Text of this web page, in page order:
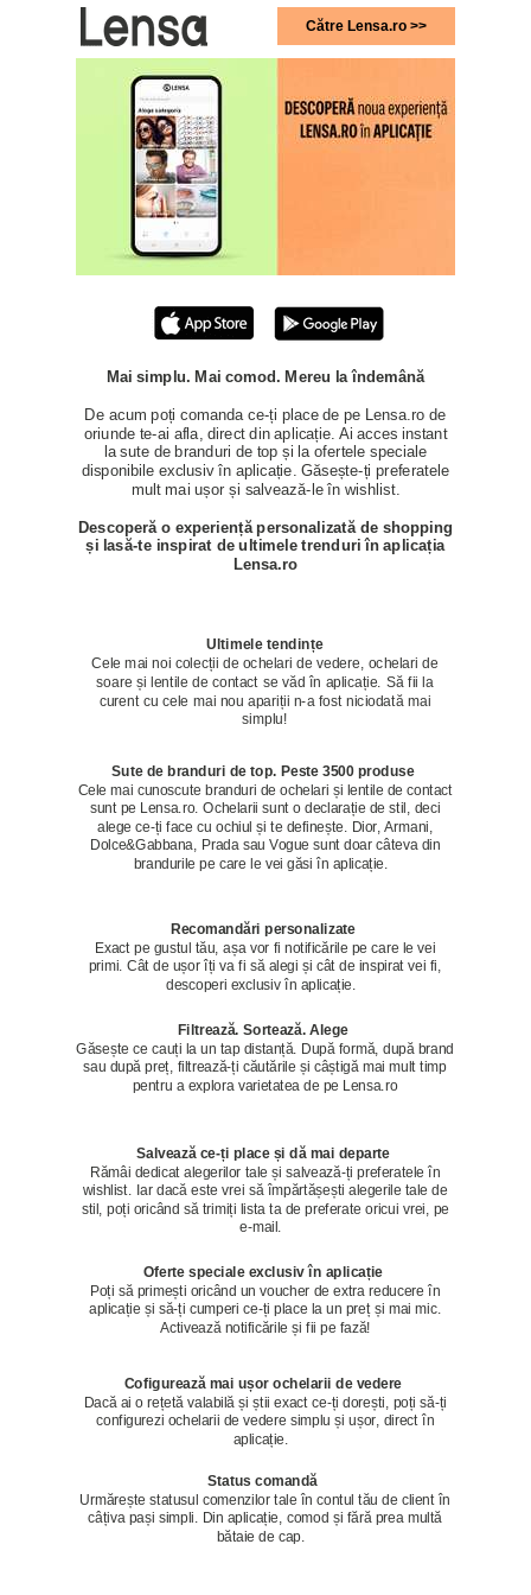
Către Lensa.ro >>
Mai simplu. Mai comod. Mereu la îndemână
De acum poți comanda ce-ți place de pe Lensa.ro de
oriunde te-ai afla, direct din aplicație. Ai acces instant
la sute de branduri de top și la ofertele speciale
disponibile exclusiv în aplicație. Găsește-ți preferatele
mult mai ușor și salvează-le în wishlist.
Descoperă o experiență personalizată de shopping
și lasă-te inspirat de ultimele trenduri în aplicația
Lensa.ro
Ultimele tendințe
Cele mai noi colecții de ochelari de vedere, ochelari de
soare și lentile de contact se văd în aplicație. Să fii la
curent cu cele mai nou apariții n-a fost niciodată mai
simplu!
Sute de branduri de top. Peste 3500 produse
Cele mai cunoscute branduri de ochelari și lentile de contact
sunt pe Lensa.ro. Ochelarii sunt o declarație de stil, deci
alege ce-ți face cu ochiul și te definește. Dior, Armani,
Dolce&Gabbana, Prada sau Vogue sunt doar câteva din
brandurile pe care le vei găsi în aplicație.
Recomandări personalizate
Exact pe gustul tău, așa vor fi notificările pe care le vei
primi. Cât de ușor îți va fi să alegi și cât de inspirat vei fi,
descoperi exclusiv în aplicație.
Filtrează. Sortează. Alege
Găsește ce cauți la un tap distanță. După formă, după brand
sau după preț, filtrează-ți căutările și câștigă mai mult timp
pentru a explora varietatea de pe Lensa.ro
Salvează ce-ți place și dă mai departe
Rămâi dedicat alegerilor tale și salvează-ți preferatele în
wishlist. Iar dacă este vrei să împărtășești alegerile tale de
stil, poți oricând să trimiți lista ta de preferate oricui vrei, pe
e-mail.
Oferte speciale exclusiv în aplicație
Poți să primești oricând un voucher de extra reducere în
aplicație și să-ți cumperi ce-ți place la un preț și mai mic.
Activează notificările și fii pe fază!
Cofigurează mai ușor ochelarii de vedere
Dacă ai o rețetă valabilă și știi exact ce-ți dorești, poți să-ți
configurezi ochelarii de vedere simplu și ușor, direct în
aplicație.
Status comandă
Urmărește statusul comenzilor tale în contul tău de client în
câțiva pași simpli. Din aplicație, comod și fără prea multă
bătaie de cap.